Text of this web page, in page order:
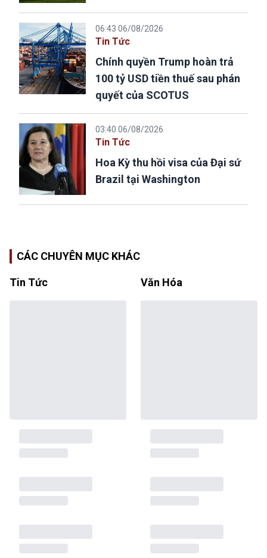
06:43 06/08/2026
Tin Tức
Chính quyền Trump hoàn trả
100 tỷ USD tiền thuế sau phán
quyết của SCOTUS
03:40 06/08/2026
Tin Tức
Hoa Kỳ thu hồi visa của Đại sứ
Brazil tại Washington
CÁC CHUYÊN MỤC KHÁC
Tin Tức Văn Hóa